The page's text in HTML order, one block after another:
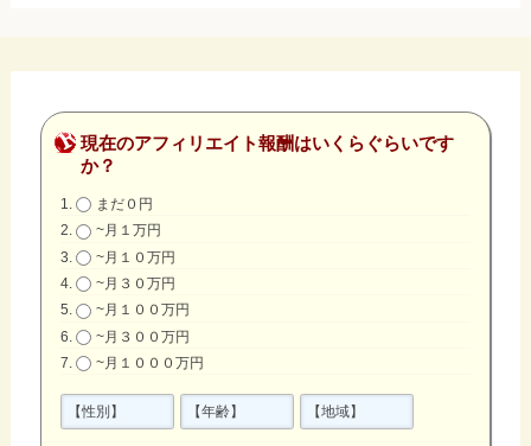
現在のアフィリエイト報酬はいくらぐらいです
か？
まだ０円
~月１万円
~月１０万円
~月３０万円
~月１００万円
~月３００万円
~月１０００万円